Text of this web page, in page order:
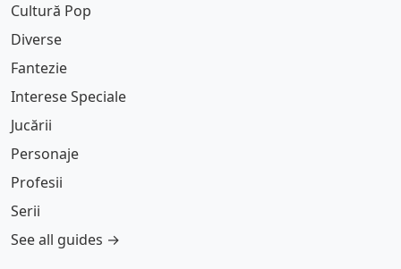
Cultură Pop
Diverse
Fantezie
Interese Speciale
Jucării
Personaje
Profesii
Serii
See all guides →